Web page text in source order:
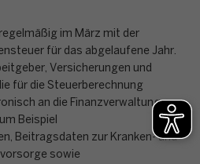
im März mit der
für das abgelaufene Jahr.
Versicherungen und
für die Steuerberechnung
an die Finanzverwaltung zu
Beispiel
Beitragsdaten zur Kranken- und
sowie